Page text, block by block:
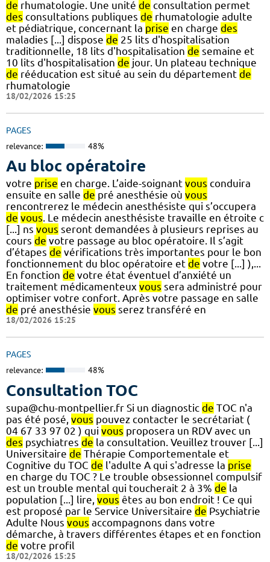
de rhumatologie. Une unité de consultation permet
des consultations publiques de rhumatologie adulte
et pédiatrique, concernant la prise en charge des
maladies [...] dispose de 25 lits d'hospitalisation
traditionnelle, 18 lits d'hospitalisation de semaine et
10 lits d'hospitalisation de jour. Un plateau technique
de rééducation est situé au sein du département de
rhumatologie
18/02/2026 15:25
PAGES
relevance: 48%
Au bloc opératoire
votre prise en charge. L’aide-soignant vous conduira
ensuite en salle de pré anesthésie où vous
rencontrerez le médecin anesthésiste qui s’occupera
de vous. Le médecin anesthésiste travaille en étroite c
[...] ns vous seront demandées à plusieurs reprises au
cours de votre passage au bloc opératoire. Il s’agit
d’étapes de vérifications très importantes pour le bon
fonctionnement du bloc opératoire et de votre [...] ),...
En fonction de votre état éventuel d’anxiété un
traitement médicamenteux vous sera administré pour
optimiser votre confort. Après votre passage en salle
de pré anesthésie vous serez transféré en
18/02/2026 15:25
PAGES
relevance: 48%
Consultation TOC
supa@chu-montpellier.fr Si un diagnostic de TOC n'a
pas été posé, vous pouvez contacter le secrétariat (
04 67 33 97 02 ) qui vous proposera un RDV avec un
des psychiatres de la consultation. Veuillez trouver [...]
Universitaire de Thérapie Comportementale et
Cognitive du TOC de l'adulte A qui s'adresse la prise
en charge du TOC ? Le trouble obsessionnel compulsif
est un trouble mental qui toucherait 2 à 3% de la
population [...] lire, vous êtes au bon endroit ! Ce qui
est proposé par le Service Universitaire de Psychiatrie
Adulte Nous vous accompagnons dans votre
démarche, à travers différentes étapes et en fonction
de votre profil
18/02/2026 15:25